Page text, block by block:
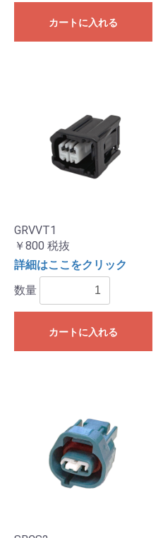
カートに入れる
GRVVT1
￥800 税抜
詳細はここをクリック
数量
カートに入れる